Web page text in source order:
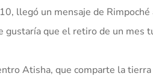
llegó un mensaje de
que el retiro de un mes
Atisha, que comparte la